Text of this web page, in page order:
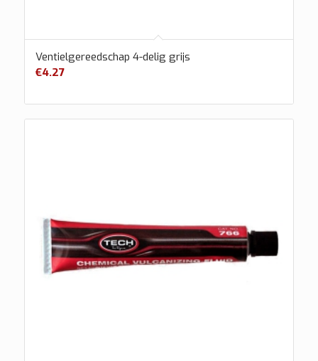
Ventielgereedschap 4-delig grijs
€4.27